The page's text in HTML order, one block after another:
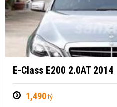
E-Class E200 2.0AT 2014
1,490tỷ